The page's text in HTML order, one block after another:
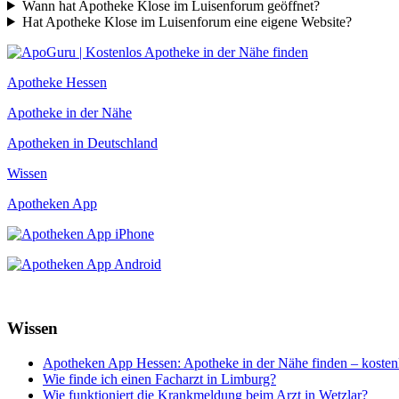
Wann hat Apotheke Klose im Luisenforum geöffnet?
Hat Apotheke Klose im Luisenforum eine eigene Website?
Apotheke Hessen
Apotheke in der Nähe
Apotheken in Deutschland
Wissen
Apotheken App
Wissen
Apotheken App Hessen: Apotheke in der Nähe finden –
Wie finde ich einen Facharzt in Limburg?
Wie funktioniert die Krankmeldung beim Arzt in Wetzlar?